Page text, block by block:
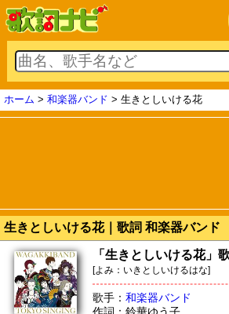
ホーム > 和楽器バンド > 生きとしいける花
生きとしいける花｜歌詞 和楽器バンド
「生きとしいける花」
[よみ：いきとしいけるはな]
歌手： 和楽器バンド